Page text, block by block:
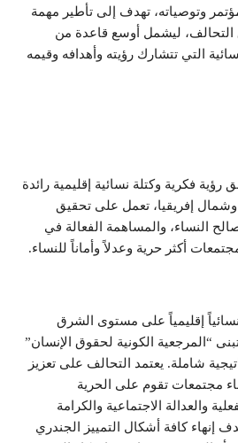
وتوصياته، تهدف إلى تأطير مهمة
التحالف، ليشمل أوسع قاعدة من
التي تتشارك رؤيته وأهدافه وقيمه
فكرية وكتلة نسائية إقليمية رائدة
إفريقيا، تعمل على تحقيق
النساء، والمساهمة الفعالة في
أكثر حرية وعدلاً وأماناً للنساء.
إقليمياً على مستوى الشرق
“المرجعية الكونية لحقوق الإنسان”
شاملة. يعتمد التحالف على تعزيز
مجتمعات تقوم على الحرية
والعدالة الاجتماعية والكرامة
إنهاء كافة أشكال التمييز الجندري